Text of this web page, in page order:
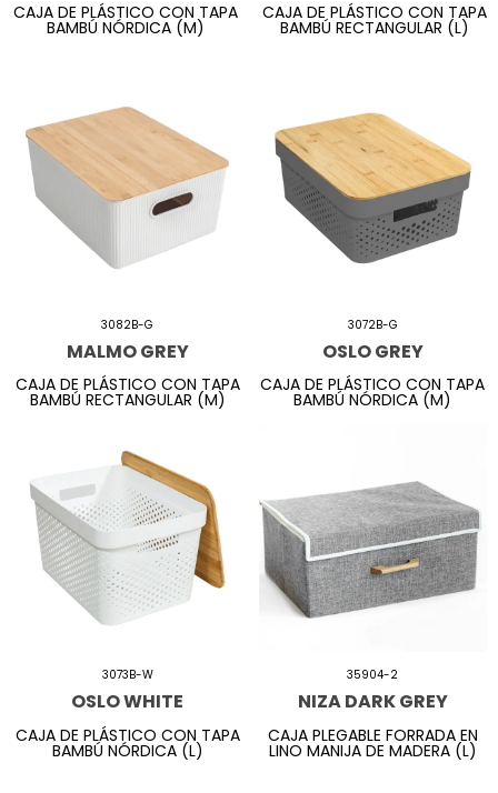
CAJA DE PLÁSTICO CON TAPA
BAMBÚ NÓRDICA (M)
CAJA DE PLÁSTICO CON TAPA
BAMBÚ RECTANGULAR (L)
3082B-G
MALMO GREY
CAJA DE PLÁSTICO CON TAPA
BAMBÚ RECTANGULAR (M)
3072B-G
OSLO GREY
CAJA DE PLÁSTICO CON TAPA
BAMBÚ NÓRDICA (M)
3073B-W
OSLO WHITE
CAJA DE PLÁSTICO CON TAPA
BAMBÚ NÓRDICA (L)
35904-2
NIZA DARK GREY
CAJA PLEGABLE FORRADA EN
LINO MANIJA DE MADERA (L)